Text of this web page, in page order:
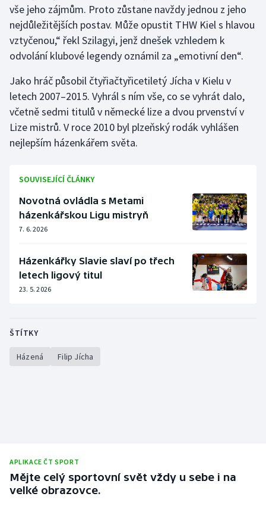
Olympijské hry
Parasport
Plavání
Plážový volejbal
Ragby
Rychlobruslení
Rychlostní kanoistika
Short track
Sportovní střelba
Stolní tenis
vše jeho zájmům. Proto zůstane navždy jednou z jeho
nejdůležitějších postav. Může opustit THW Kiel s hlavou
vztyčenou,“ řekl Szilagyi, jenž dnešek vzhledem k
odvolání klubové legendy oznámil za „emotivní den“.
Jako hráč působil čtyřiačtyřicetiletý Jícha v Kielu v
letech 2007–2015. Vyhrál s ním vše, co se vyhrát dalo,
včetně sedmi titulů v německé lize a dvou prvenství v
Lize mistrů. V roce 2010 byl plzeňský rodák vyhlášen
nejlepším házenkářem světa.
SOUVISEJÍCÍ ČLÁNKY
Novotná ovládla s Metami
házenkářskou Ligu mistryň
7. 6. 2026
Házenkářky Slavie slaví po třech
letech ligový titul
23. 5. 2026
ŠTÍTKY
Házená Filip Jícha
APLIKACE ČT SPORT
Mějte celý sportovní svět vždy u sebe i na
velké obrazovce.